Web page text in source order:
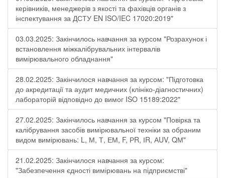
керівників, менеджерів з якості та фахівців органів з
інспектування за ДСТУ EN ISO/IEC 17020:2019"
03.03.2025: Закінчилось навчання за курсом "Розрахунок і
встановлення міжкалібрувальних інтервалів
вимірювального обладнання"
28.02.2025: Закінчилося навчання за курсом: "Підготовка
до акредитації та аудит медичних (клініко-діагностичних)
лабораторій відповідно до вимог ISO 15189:2022"
27.02.2025: Закінчилось навчання за курсом "Повірка та
калібрування засобів вимірювальної техніки за обраним
видом вимірювань: L, М, Т, ЕМ, F, РR, ІR, АUV, QМ"
21.02.2025: Закінчилося навчання за курсом:
"Забезпечення єдності вимірювань на підприємстві"